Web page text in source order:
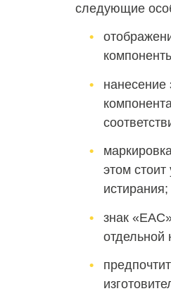
следующие
нанесение
этом
истирания;
знак
отдельной